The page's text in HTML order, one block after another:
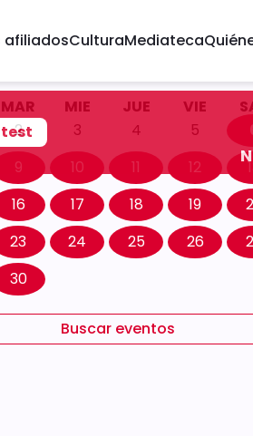
afiliadosCulturaMediateca
MAR MIE JUE VIE
2 3 4 5
9 10 11 12
16 17 18 19
23 24 25 26
30
Buscar eventos